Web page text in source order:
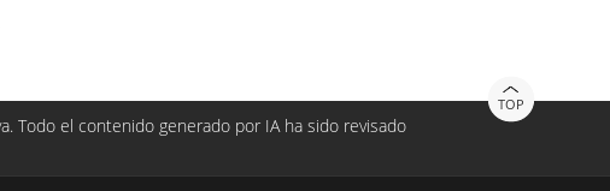
TOP
Todo el contenido generado por IA ha sido revisado